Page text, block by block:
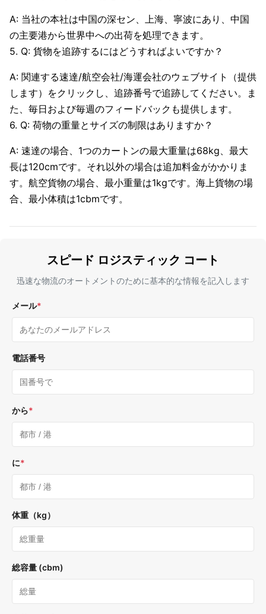
A: 当社の本社は中国の深セン、上海、寧波にあり、中国
の主要港から世界中への出荷を処理できます。
5. Q: 貨物を追跡するにはどうすればよいですか？
A: 関連する速達/航空会社/海運会社のウェブサイト（提供
します）をクリックし、追跡番号で追跡してください。ま
た、毎日および毎週のフィードバックも提供します。
6. Q: 荷物の重量とサイズの制限はありますか？
A: 速達の場合、1つのカートンの最大重量は68kg、最大
長は120cmです。それ以外の場合は追加料金がかかりま
す。航空貨物の場合、最小重量は1kgです。海上貨物の場
合、最小体積は1cbmです。
スピード ロジスティック コート
迅速な物流のオートメントのために基本的な情報を記入します
メール*
電話番号
から*
に*
体重（kg）
総容量 (cbm)